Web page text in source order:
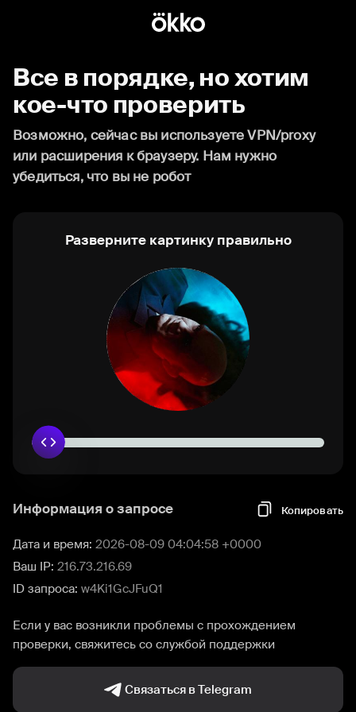
Все в порядке, но хотим
кое-что проверить
Возможно, сейчас вы используете VPN/proxy
или расширения к браузеру. Нам нужно
убедиться, что вы не робот
Разверните картинку правильно
Информация о запросе Копировать
Дата и время: 2026-08-09 04:04:58 +0000
Ваш IP: 216.73.216.69
ID запроса: w4Ki1GcJFuQ1
Если у вас возникли проблемы с прохождением
проверки, свяжитесь со службой поддержки
Связаться в Telegram